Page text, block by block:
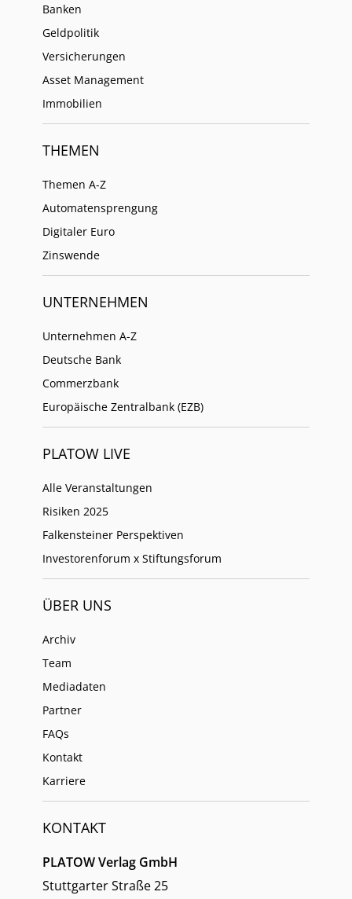
Banken
Geldpolitik
Versicherungen
Asset Management
Immobilien
THEMEN
Themen A-Z
Automatensprengung
Digitaler Euro
Zinswende
UNTERNEHMEN
Unternehmen A-Z
Deutsche Bank
Commerzbank
Europäische Zentralbank (EZB)
PLATOW LIVE
Alle Veranstaltungen
Risiken 2025
Falkensteiner Perspektiven
Investorenforum x Stiftungsforum
ÜBER UNS
Archiv
Team
Mediadaten
Partner
FAQs
Kontakt
Karriere
KONTAKT
PLATOW Verlag GmbH
Stuttgarter Straße 25